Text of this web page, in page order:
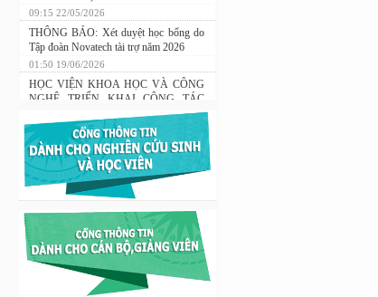
đến 30/4/2026)
09:15 22/05/2026
THÔNG BÁO: Xét duyệt học bổng do
Tập đoàn Novatech tài trợ năm 2026
01:50 19/06/2026
HỌC VIỆN KHOA HỌC VÀ CÔNG
NGHỆ TRIỂN KHAI CÔNG TÁC
ĐÀO TẠO TRONG LĨNH VỰC
CÔNG NGHỆ KỸ THUẬT HẠT
NHÂN
03:41 08/07/2026
Nghiên cứu chế tạo hệ thống xác định
từ kế và vật liệu biến hóa
9:33 sáng thứ hai, 03/08/2026